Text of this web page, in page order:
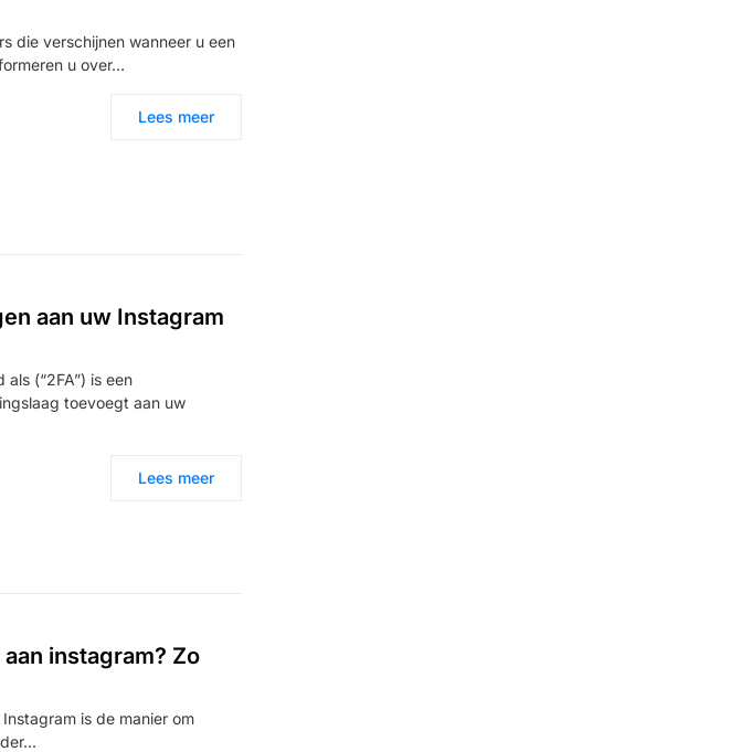
die verschijnen wanneer u een
u over…
Lees meer
aan uw Instagram
(“2FA”) is een
toevoegt aan uw
Lees meer
instagram? Zo
is de manier om